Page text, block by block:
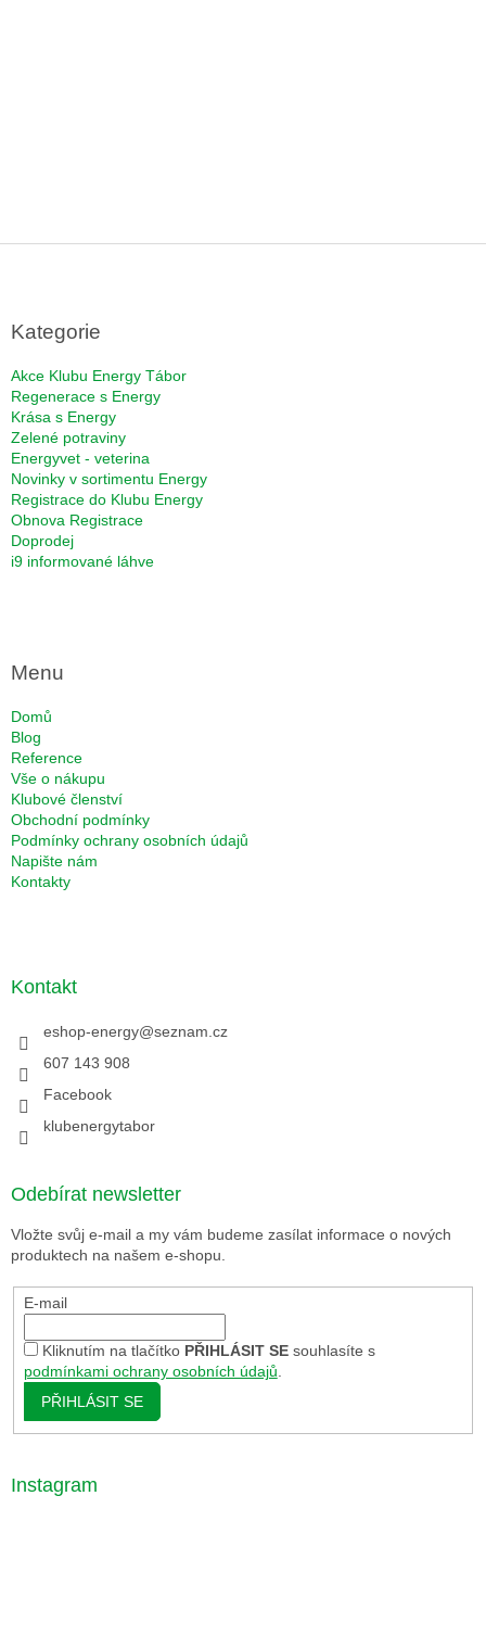
Kategorie
Akce Klubu Energy Tábor
Regenerace s Energy
Krása s Energy
Zelené potraviny
Energyvet - veterina
Novinky v sortimentu Energy
Registrace do Klubu Energy
Obnova Registrace
Doprodej
i9 informované láhve
Menu
Domů
Blog
Reference
Vše o nákupu
Klubové členství
Obchodní podmínky
Podmínky ochrany osobních údajů
Napište nám
Kontakty
Kontakt
eshop-energy@seznam.cz
607 143 908
Facebook
klubenergytabor
Odebírat newsletter
Vložte svůj e-mail a my vám budeme zasílat informace o nových
produktech na našem e-shopu.
E-mail
Kliknutím na tlačítko PŘIHLÁSIT SEsouhlasíte s
podmínkami ochrany osobních údajů
PŘIHLÁSIT SE
Instagram